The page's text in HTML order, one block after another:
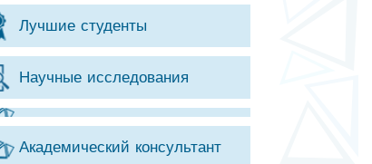
Лучшие студенты
Научные исследования
Академический консультант